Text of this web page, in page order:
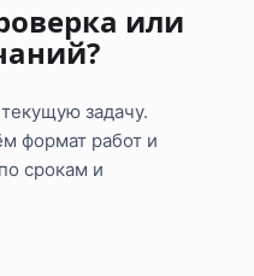
или
задачу.
формат работ и
срокам и